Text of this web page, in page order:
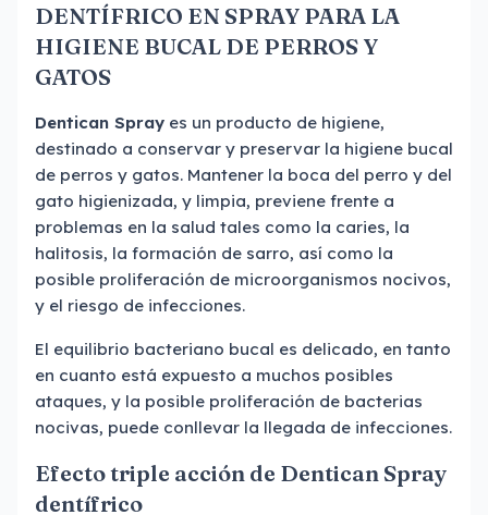
DENTÍFRICO EN SPRAY PARA LA
HIGIENE BUCAL DE PERROS Y
GATOS
Dentican Spray es un producto de higiene,
destinado a conservar y preservar la higiene bucal
de perros y gatos. Mantener la boca del perro y del
gato higienizada, y limpia, previene frente a
problemas en la salud tales como la caries, la
halitosis, la formación de sarro, así como la
posible proliferación de microorganismos nocivos,
y el riesgo de infecciones.
El equilibrio bacteriano bucal es delicado, en tanto
en cuanto está expuesto a muchos posibles
ataques, y la posible proliferación de bacterias
nocivas, puede conllevar la llegada de infecciones.
Efecto triple acción de Dentican Spray
dentífrico